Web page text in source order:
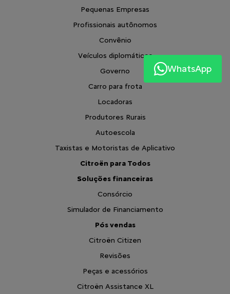
Pequenas Empresas
Profissionais autônomos
Convênio
Veículos diplomáticos
Governo
Carro para frota
Locadoras
Produtores Rurais
Autoescola
Taxistas e Motoristas de Aplicativo
Citroën para Todos
Soluções financeiras
Consórcio
Simulador de Financiamento
Pós vendas
Citroën Citizen
Revisões
Peças e acessórios
Citroën Assistance XL
WhatsApp